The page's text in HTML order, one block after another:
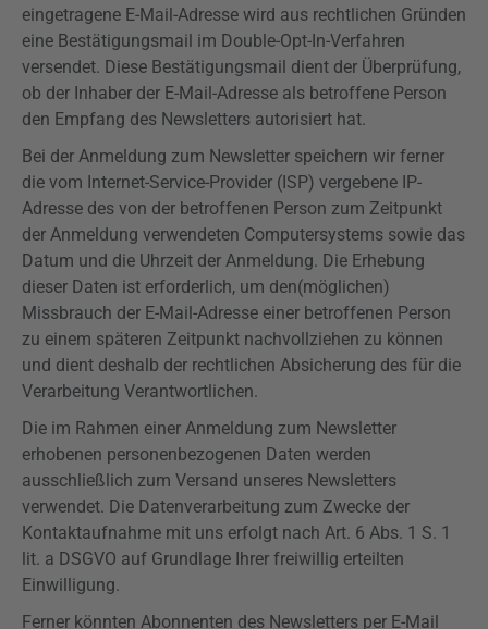
eingetragene E-Mail-Adresse wird aus rechtlichen Gründen
eine Bestätigungsmail im Double-Opt-In-Verfahren
versendet. Diese Bestätigungsmail dient der Überprüfung,
ob der Inhaber der E-Mail-Adresse als betroffene Person
den Empfang des Newsletters autorisiert hat.
Bei der Anmeldung zum Newsletter speichern wir ferner
die vom Internet-Service-Provider (ISP) vergebene IP-
Adresse des von der betroffenen Person zum Zeitpunkt
der Anmeldung verwendeten Computersystems sowie das
Datum und die Uhrzeit der Anmeldung. Die Erhebung
dieser Daten ist erforderlich, um den(möglichen)
Missbrauch der E-Mail-Adresse einer betroffenen Person
zu einem späteren Zeitpunkt nachvollziehen zu können
und dient deshalb der rechtlichen Absicherung des für die
Verarbeitung Verantwortlichen.
Die im Rahmen einer Anmeldung zum Newsletter
erhobenen personenbezogenen Daten werden
ausschließlich zum Versand unseres Newsletters
verwendet. Die Datenverarbeitung zum Zwecke der
Kontaktaufnahme mit uns erfolgt nach Art. 6 Abs. 1 S. 1
lit. a DSGVO auf Grundlage Ihrer freiwillig erteilten
Einwilligung.
Ferner könnten Abonnenten des Newsletters per E-Mail